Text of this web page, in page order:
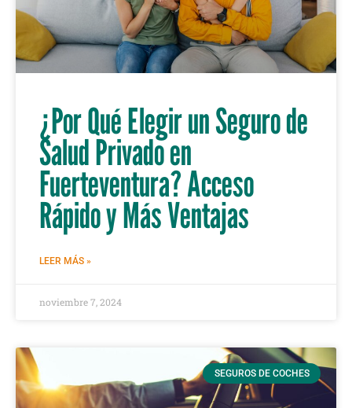
¿Por Qué Elegir un Seguro de
Salud Privado en
Fuerteventura? Acceso
Rápido y Más Ventajas
LEER MÁS »
noviembre 7, 2024
SEGUROS DE COCHES